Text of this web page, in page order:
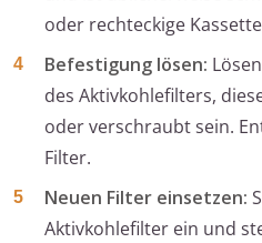
oder rechteckige
Befestigung lösen:
des Aktivkohlefilters,
oder verschraubt sein.
Filter.
Neuen Filter einsetzen:
Aktivkohlefilter ein und